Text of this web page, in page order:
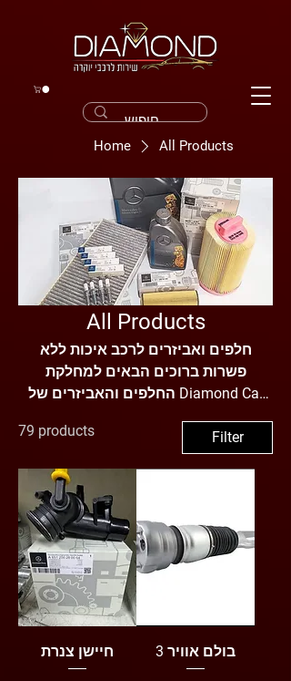
Home All Products
All Products
חלפים ואביזרים לרכב איכות ללא
פשרות ברוכים הבאים למחלקת
החלפים והאביזרים של Diamond Car
חלקי חילוף מקוריים ואיכותיים לרכבי
יוקרה, לצד אביזרים מתקדמים שישדרגו
את חוויית הנהיגה שלכם. מה תמצאו
אצלנו? חלקי חילוף מקוריים ואיכותיים
שמנים ונוזלים לרכב מהמותגים
המובילים מצברים, צמיגים ופתרונות
אחזקה אביזרים מתקדמים לנוחות
וביצועים אנו מתחייבים לשירות מקצועי,
אמין ולמוצרים ברמה הגבוהה ביותר
79 products Filter
חיישן צנרת בולם אוויר 3